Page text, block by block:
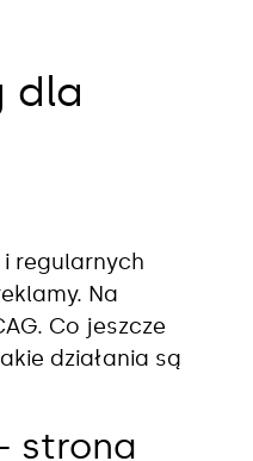
dla
regularnych
Na
Co jeszcze
działania są
strona